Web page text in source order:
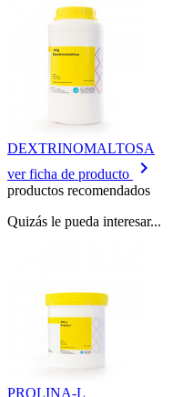
DEXTRINOMALTOSA
ver ficha de producto
keyboard_arrow_right
productos recomendados
Quizás le pueda interesar...
PROLINA-L